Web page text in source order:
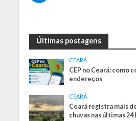
Últimas postagens
CEARÁ
CEP no Ceará: como
endereços
CEARÁ
Ceará registra mais
chuvas nas últimas